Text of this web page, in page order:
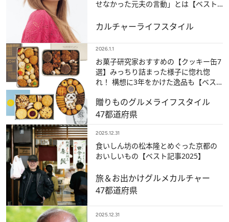
せなかった元夫の言動」とは【ベスト
カルチャーライフスタイル
2026.1.1
お菓子研究家おすすめの【クッキー缶7
選】みっちり詰まった様子に惚れ惚
れ！ 構想に3年をかけた逸品も【ベス
贈りものグルメライフスタイル
47都道府県
2025.12.31
食いしん坊の松本隆とめぐった京都の
おいしいもの【ベスト記事2025】
旅＆お出かけグルメカルチャー
47都道府県
2025.12.31